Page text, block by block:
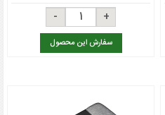
سفارش این محصول